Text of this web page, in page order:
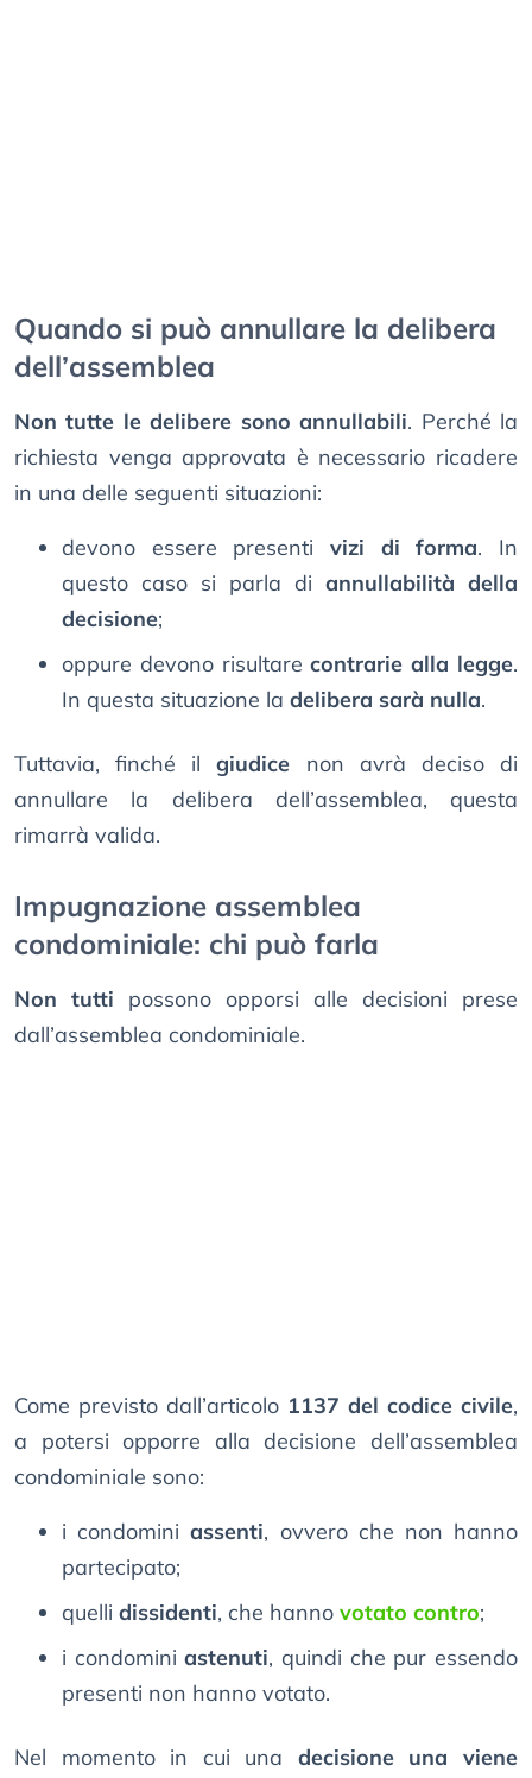
Quando si può annullare la delibera
dell’assemblea
Non tutte le delibere sono annullabili. Perché la
richiesta venga approvata è necessario ricadere
in una delle seguenti situazioni:
devono essere presenti vizi di forma. In
questo caso si parla di annullabilità della
decisione;
oppure devono risultarecontrarie alla legge.
In questa situazione la delibera sarà nulla.
Tuttavia, finché ilgiudice non avrà deciso di
annullare la delibera dell’assemblea, questa
rimarrà valida.
Impugnazione assemblea
condominiale: chi può farla
Non tutti possono opporsi alle decisioni prese
dall’assemblea condominiale.
Come previsto dall’articolo 1137 del codice civile,
a potersi opporre alla decisione dell’assemblea
condominiale sono:
i condominiassenti, ovvero che non hanno
partecipato;
quelli dissidenti, che hanno votato contro;
i condominiastenuti, quindi che pur essendo
presenti non hanno votato.
Nel momento in cui una decisione una viene